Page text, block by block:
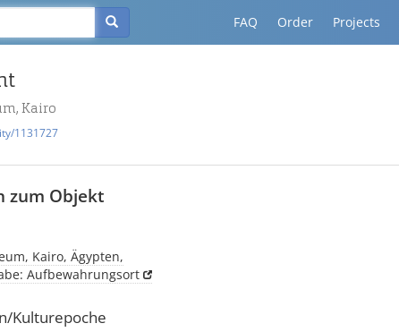
FAQ Order Projects
Kairo
1131727
zum Objekt
Kairo, Ägypten,
Aufbewahrungsort
Kulturepoche